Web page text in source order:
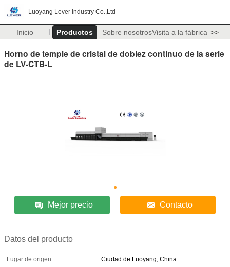
Luoyang Lever Industry Co.,Ltd
Inicio Productos Sobre nosotrosVisita a la fábrica >>
Horno de temple de cristal de doblez continuo de la serie
de LV-CTB-L
Mejor precio Contacto
Datos del producto
Lugar de origen:
Ciudad de Luoyang, China